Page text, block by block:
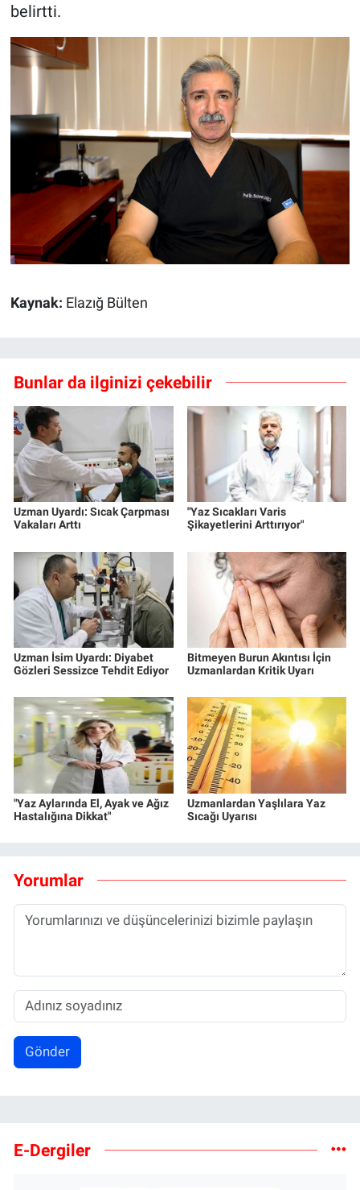
belirtti.
Kaynak: Elazığ Bülten
Bunlar da ilginizi çekebilir
Uzman Uyardı: Sıcak Çarpması
Vakaları Arttı
"Yaz Sıcakları Varis
Şikayetlerini Arttırıyor"
Uzman İsim Uyardı: Diyabet
Gözleri Sessizce Tehdit Ediyor
Bitmeyen Burun Akıntısı İçin
Uzmanlardan Kritik Uyarı
"Yaz Aylarında El, Ayak ve Ağız
Hastalığına Dikkat"
Uzmanlardan Yaşlılara Yaz
Sıcağı Uyarısı
Yorumlar
Gönder
E-Dergiler